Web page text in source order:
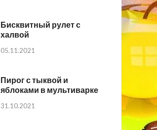
Бисквитный рулет с
халвой
05.11.2021
Пирог с тыквой и
яблоками в мультиварке
31.10.2021